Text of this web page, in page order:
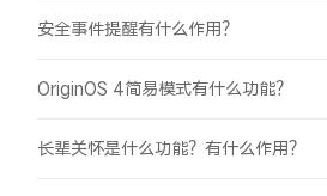
安全事件提醒有什么作用？
OriginOS 4简易模式有什么功能？
长辈关怀是什么功能？有什么作用？